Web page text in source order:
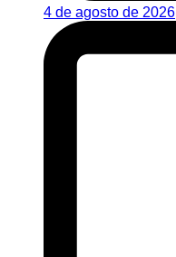
4 de agosto de 2026